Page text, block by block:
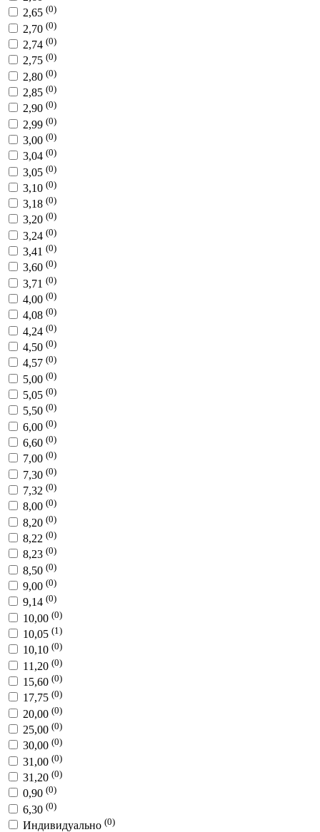
2,65 (0)
2,70 (0)
2,74 (0)
2,75 (0)
2,80 (0)
2,85 (0)
2,90 (0)
2,99 (0)
3,00 (0)
3,04 (0)
3,05 (0)
3,10 (0)
3,18 (0)
3,20 (0)
3,24 (0)
3,41 (0)
3,60 (0)
3,71 (0)
4,00 (0)
4,08 (0)
4,24 (0)
4,50 (0)
4,57 (0)
5,00 (0)
5,05 (0)
5,50 (0)
6,00 (0)
6,60 (0)
7,00 (0)
7,30 (0)
7,32 (0)
8,00 (0)
8,20 (0)
8,22 (0)
8,23 (0)
8,50 (0)
9,00 (0)
9,14 (0)
10,00 (0)
10,05 (1)
10,10 (0)
11,20 (0)
15,60 (0)
17,75 (0)
20,00 (0)
25,00 (0)
30,00 (0)
31,00 (0)
31,20 (0)
0,90 (0)
6,30 (0)
Индивидуально (0)